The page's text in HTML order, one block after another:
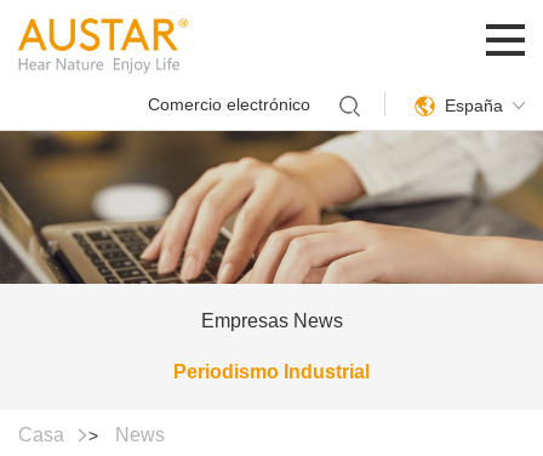
Comercio electrónico España
Empresas News
Periodismo Industrial
Casa > News